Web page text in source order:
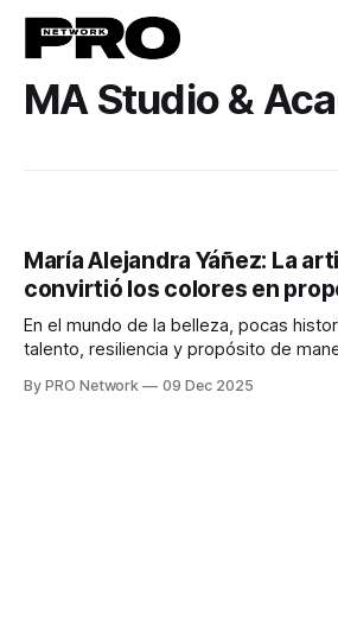
MA Studio &
María Alejandra Yáñez: La
convirtió los colores en
En el mundo de la belleza, pocas
talento, resiliencia y propósito de
profesional, educadora y directora de
By PRO Network 09 Dec 2025